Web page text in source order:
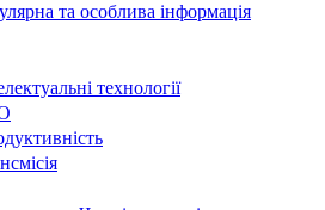
та особлива інформація
технології